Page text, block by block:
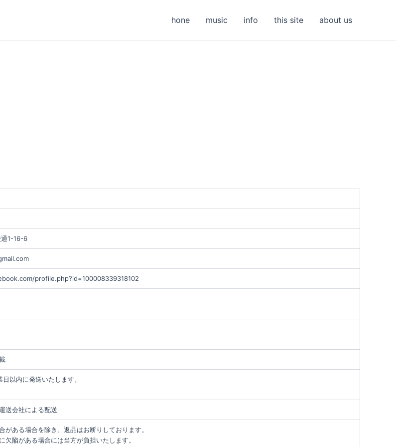
hone music info this site about us
通1-16-6
profile.php?id=100008339318102
以内に発送いたします。
送会社による配送
がある場合を除き、返品はお断りしております。
欠陥がある場合には当方が負担いたします。